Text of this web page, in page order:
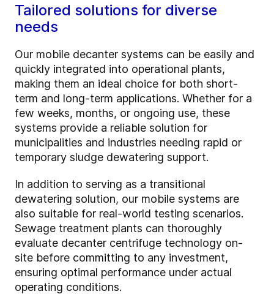
Tailored solutions for diverse
needs
Our mobile decanter systems can be easily and
quickly integrated into operational plants,
making them an ideal choice for both short-
term and long-term applications. Whether for a
few weeks, months, or ongoing use, these
systems provide a reliable solution for
municipalities and industries needing rapid or
temporary sludge dewatering support.
In addition to serving as a transitional
dewatering solution, our mobile systems are
also suitable for real-world testing scenarios.
Sewage treatment plants can thoroughly
evaluate decanter centrifuge technology on-
site before committing to any investment,
ensuring optimal performance under actual
operating conditions.